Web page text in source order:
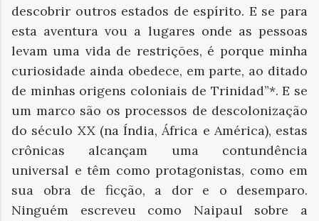
descobrir outros estados de espírito. E se para
esta aventura vou a lugares onde as pessoas
levam uma vida de restrições, é porque minha
curiosidade ainda obedece, em parte, ao ditado
de minhas origens coloniais de Trinidad”*. E se
um marco são os processos de descolonização
do século XX (na Índia, África e América), estas
crônicas alcançam uma contundência
universal e têm como protagonistas, como em
sua obra de ficção, a dor e o desemparo.
Ninguém escreveu como Naipaul sobre a